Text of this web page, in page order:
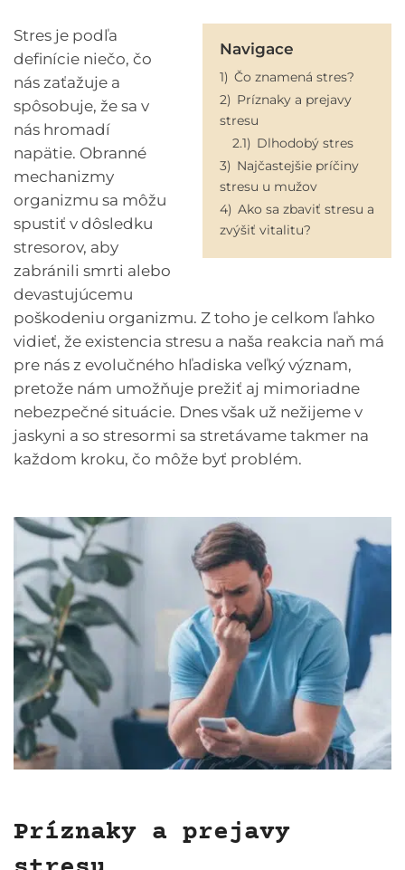
Navigace
1) Čo znamená stres?
2) Príznaky a prejavy
stresu
2.1) Dlhodobý stres
3) Najčastejšie príčiny
stresu u mužov
4) Ako sa zbaviť stresu a
zvýšiť vitalitu?
Stres je podľa
definície niečo, čo
nás zaťažuje a
spôsobuje, že sa v
nás hromadí
napätie. Obranné
mechanizmy
organizmu sa môžu
spustiť v dôsledku
stresorov, aby
zabránili smrti alebo
devastujúcemu
poškodeniu organizmu. Z toho je celkom ľahko
vidieť, že existencia stresu a naša reakcia naň má
pre nás z evolučného hľadiska veľký význam,
pretože nám umožňuje prežiť aj mimoriadne
nebezpečné situácie. Dnes však už nežijeme v
jaskyni a so stresormi sa stretávame takmer na
každom kroku, čo môže byť problém.
Príznaky a prejavy